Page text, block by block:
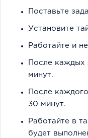
Поставьте
Установите
Работайте и
После каждых
минут.
После
30 минут.
Работайте в
будет